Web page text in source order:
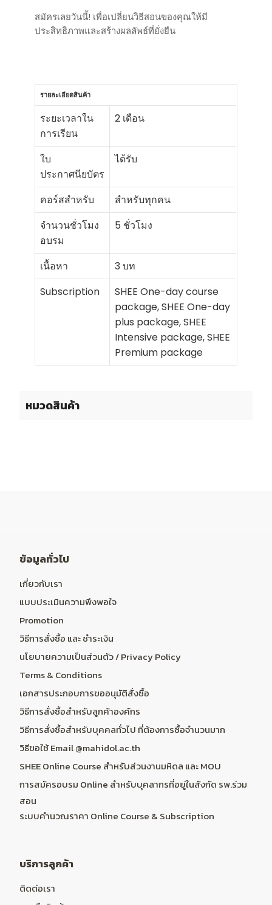
หมวดสินค้า
สมัครเลยวันนี้! เพื่อเปลี่ยนวิธีสอนของคุณให้มี
ประสิทธิภาพและสร้างผลลัพธ์ที่ยั่งยืน
รายละเอียดสินค้า
ระยะเวลาใน
การเรียน
2 เดือน
ใบ
ประกาศนียบัตร
ได้รับ
คอร์สสำหรับ
สำหรับทุกคน
จำนวนชั่วโมง
อบรม
5 ชั่วโมง
เนื้อหา
3 บท
Subscription
SHEE One-day course
package, SHEE One-day
plus package, SHEE
Intensive package, SHEE
Premium package
ข้อมูลทั่วไป
เกี่ยวกับเรา
แบบประเมินความพึงพอใจ
Promotion
วิธีการสั่งซื้อ และ ชำระเงิน
นโยบายความเป็นส่วนตัว / Privacy Policy
Terms & Conditions
เอกสารประกอบการขออนุมัติสั่งซื้อ
วิธีการสั่งซื้อสำหรับลูกค้าองค์กร
วิธีการสั่งซื้อสำหรับบุคคลทั่วไป ที่ต้องการซื้อจำนวนมาก
วิธีขอใช้ Email @mahidol.ac.th
SHEE Online Course สำหรับส่วนงานมหิดล และ MOU
การสมัครอบรม Online สำหรับบุคลากรที่อยู่ในสังกัด รพ.ร่วม
สอน
ระบบคำนวณราคา Online Course & Subscription
บริการลูกค้า
ติดต่อเรา